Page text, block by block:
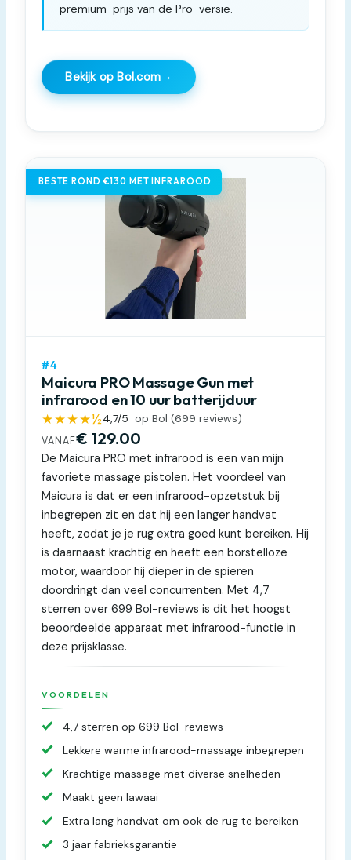
premium-prijs van de Pro-versie.
Bekijk op Bol.com→
BESTE ROND €130 MET INFRAROOD
#4
Maicura PRO Massage Gun met
infrarood en 10 uur batterijduur
★★★★½4,7/5 op Bol (699 reviews)
VANAF€ 129.00
De Maicura PRO met infrarood is een van mijn
favoriete massage pistolen. Het voordeel van
Maicura is dat er een infrarood-opzetstuk bij
inbegrepen zit en dat hij een langer handvat
heeft, zodat je je rug extra goed kunt bereiken. Hij
is daarnaast krachtig en heeft een borstelloze
motor, waardoor hij dieper in de spieren
doordringt dan veel concurrenten. Met 4,7
sterren over 699 Bol-reviews is dit het hoogst
beoordeelde apparaat met infrarood-functie in
deze prijsklasse.
VOORDELEN
4,7 sterren op 699 Bol-reviews
Lekkere warme infrarood-massage inbegrepen
Krachtige massage met diverse snelheden
Maakt geen lawaai
Extra lang handvat om ook de rug te bereiken
3 jaar fabrieksgarantie